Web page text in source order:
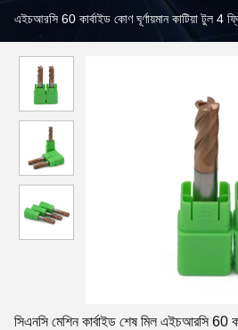
এইচআরসি 60 কার্বাইড কোণ ঘূর্ণায়মান কাটিয়া টুল 4
সিএনসি মেশিন কার্বাইড শেষ মিল এইচআরসি 60